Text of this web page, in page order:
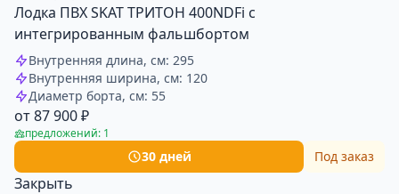
Лодка ПВХ SKAT ТРИТОН 400NDFi с
интегрированным фальшбортом
Внутренняя длина, см: 295
Внутренняя ширина, см: 120
Диаметр борта, см: 55
от 87 900 ₽
предложений: 1
30 дней Под заказ
Закрыть